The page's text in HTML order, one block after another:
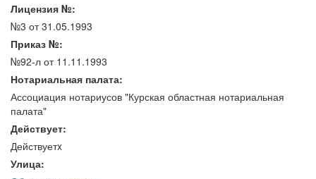
Лицензия №:
№3 от 31.05.1993
Приказ №:
№92-л от 11.11.1993
Нотариальная палата:
Ассоциация нотариусов "Курская областная нотариальная
палата"
Действует:
Действуетx
Улица: